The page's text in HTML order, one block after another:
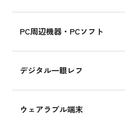
PC周辺機器・PCソフト
デジタル一眼レフ
ウェアラブル端末
MK2K3J/Aの新品買取価